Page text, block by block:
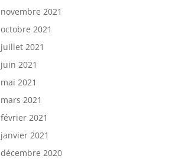
novembre 2021
octobre 2021
juillet 2021
juin 2021
mai 2021
mars 2021
février 2021
janvier 2021
décembre 2020